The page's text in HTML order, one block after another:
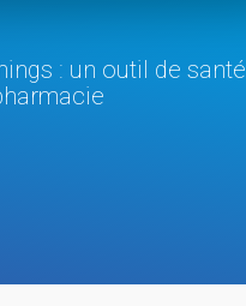
: un outil de santé